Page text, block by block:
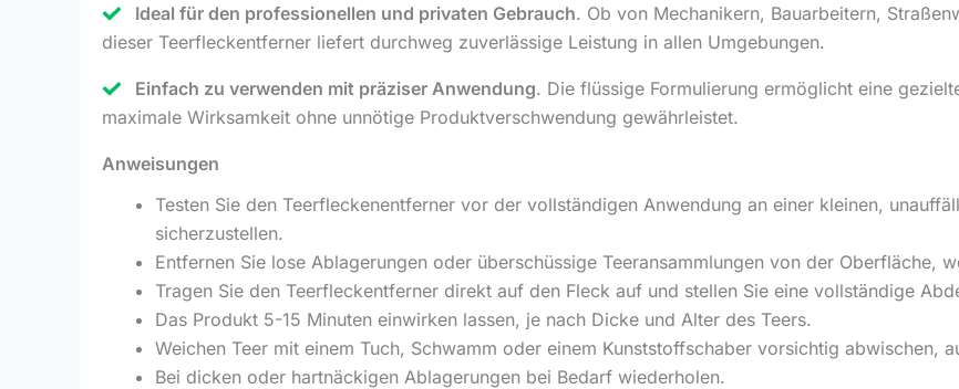
Ideal für den professionellen und privaten Gebrauch. Ob von Mechanikern, Bauarbeitern,
dieser Teerfleckentferner liefert durchweg zuverlässige Leistung in allen Umgebungen.
Einfach zu verwenden mit präziser Anwendung. Die flüssige Formulierung ermöglicht eine
maximale Wirksamkeit ohne unnötige Produktverschwendung gewährleistet.
Anweisungen
Testen Sie den Teerfleckenentferner vor der vollständigen Anwendung an einer kleinen,
sicherzustellen.
Entfernen Sie lose Ablagerungen oder überschüssige Teeransammlungen von der Oberfläche,
Tragen Sie den Teerfleckentferner direkt auf den Fleck auf und stellen Sie eine vollständige
Das Produkt 5-15 Minuten einwirken lassen, je nach Dicke und Alter des Teers.
Weichen Teer mit einem Tuch, Schwamm oder einem Kunststoffschaber vorsichtig abwischen,
Bei dicken oder hartnäckigen Ablagerungen bei Bedarf wiederholen.